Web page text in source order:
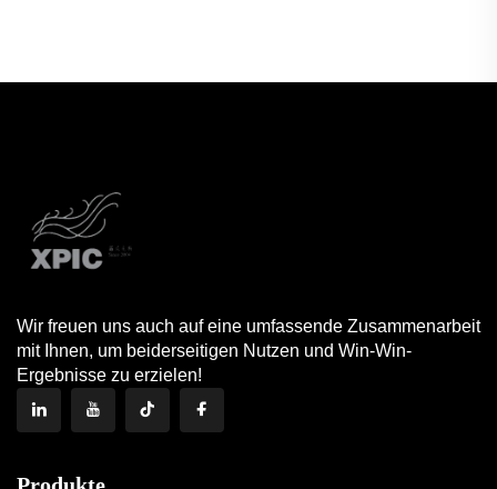
Wir freuen uns auch auf eine umfassende Zusammenarbeit
mit Ihnen, um beiderseitigen Nutzen und Win-Win-
Ergebnisse zu erzielen!